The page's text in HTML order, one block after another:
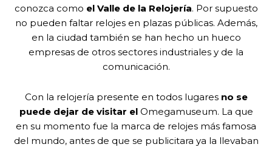
conozca como el Valle de la Relojería. Por supuesto
no pueden faltar relojes en plazas públicas. Además,
en la ciudad también se han hecho un hueco
empresas de otros sectores industriales y de la
comunicación.
Con la relojería presente en todos lugares no se
puede dejar de visitar el Omegamuseum. La que
en su momento fue la marca de relojes más famosa
del mundo, antes de que se publicitara ya la llevaban